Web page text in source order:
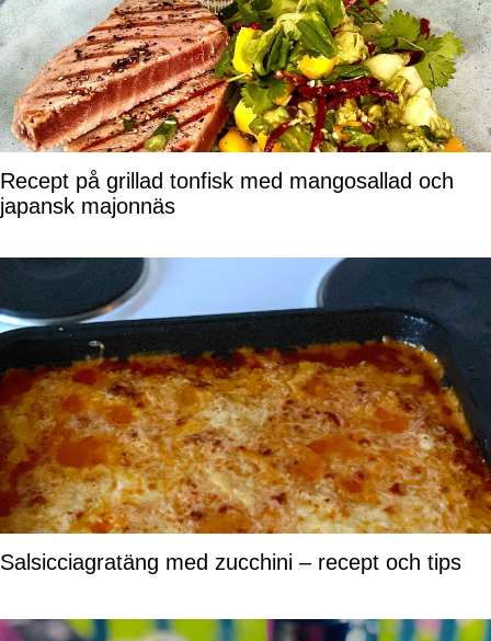
Recept på grillad tonfisk med mangosallad och
japansk majonnäs
Salsicciagratäng med zucchini – recept och tips